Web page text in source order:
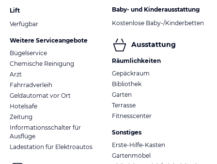
Lift
Verfügbar
Weitere Serviceangebote
Bügelservice
Chemische Reinigung
Arzt
Fahrradverleih
Geldautomat vor Ort
Hotelsafe
Zeitung
Informationsschalter für
Ausflüge
Ladestation für Elektroautos
Baby- und Kinderausstattung
Kostenlose Baby-/Kinderbetten
Ausstattung
Räumlichkeiten
Gepäckraum
Bibliothek
Garten
Terrasse
Fitnesscenter
Sonstiges
Erste-Hilfe-Kasten
Gartenmöbel